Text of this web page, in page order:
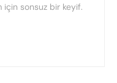
sonsuz bir keyif.